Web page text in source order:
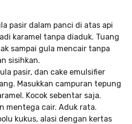
pasir dalam panci di atas api
karamel tanpa diaduk. Tuang
sampai gula mencair tanpa
sisihkan.
pasir, dan cake emulsifier
Masukkan campuran tepung
Kocok sebentar saja.
mentega cair. Aduk rata.
kukus, alasi dengan kertas